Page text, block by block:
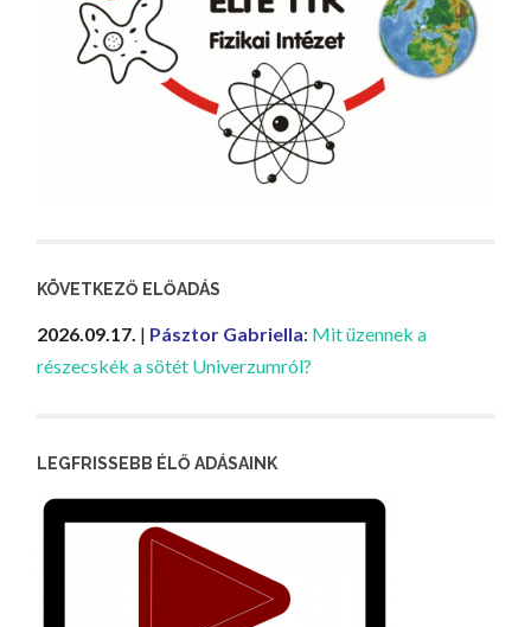
KÖVETKEZŐ ELŐADÁS
2026.09.17. | Pásztor Gabriella: Mit üzennek a
részecskék a sötét Univerzumról?
LEGFRISSEBB ÉLŐ ADÁSAINK